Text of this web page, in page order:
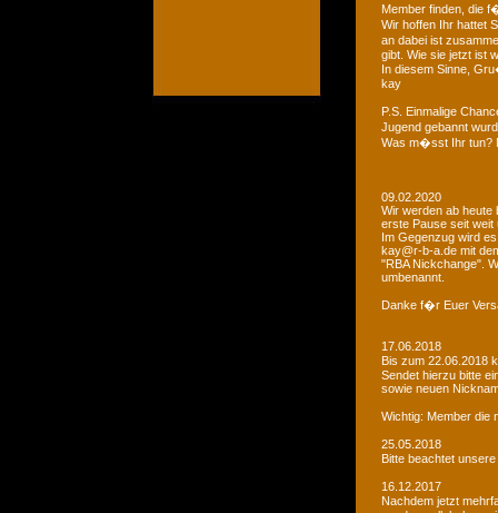
Member finden, die
Wir hoffen Ihr hattet
an dabei ist
gibt. Wie sie jetzt ist
In diesem Sinne,
kay
P.S. Einmalige
Jugend gebannt
Was m�sst Ihr tun?
09.02.2020
Wir werden ab heute
erste Pause seit weit
Im Gegenzug wird
kay@r-b-a.de mit
"RBA Nickchange".
umbenannt.
Danke f�r Euer
17.06.2018
Bis zum 22.06.2018
Sendet hierzu bitte
sowie neuen
Wichtig: Member
25.05.2018
Bitte beachtet
16.12.2017
Nachdem jetzt